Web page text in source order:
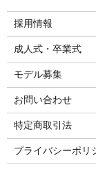
採用情報
成人式・卒業式
モデル募集
お問い合わせ
特定商取引法
プライバシーポリ